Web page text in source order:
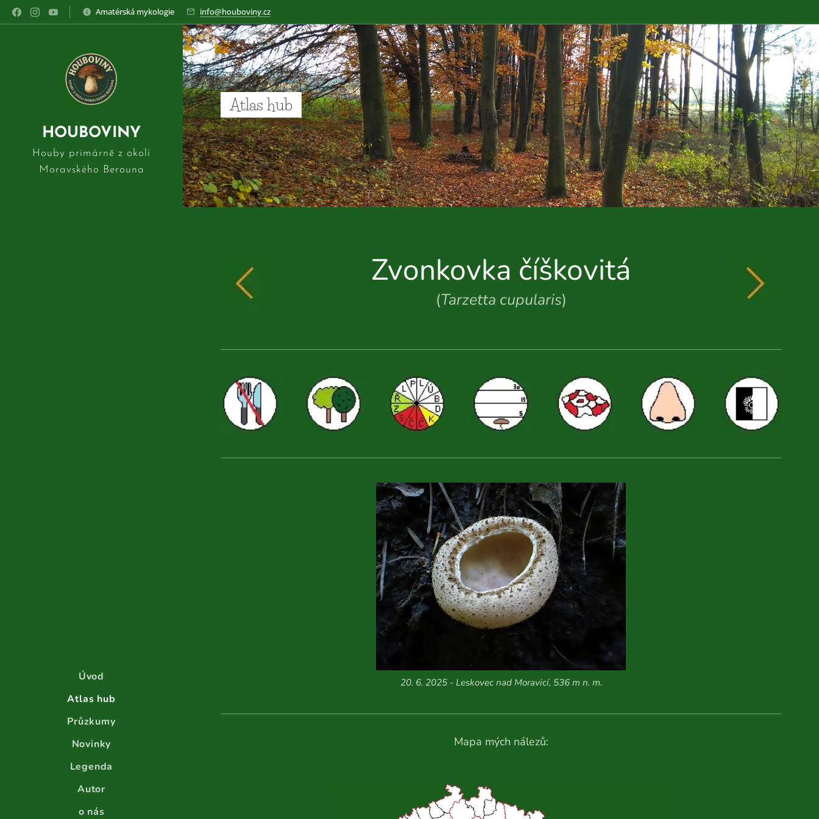
Amatérská mykologie info@houboviny.cz
HOUBOVINY
Houby primárně z okolí
Moravského Berouna
Úvod
Atlas hub
Průzkumy
Novinky
Legenda
Autor
o nás
Atlas hub
Zvonkovka číškovitá
(Tarzetta cupularis)
20. 6. 2025 - Leskovec nad Moravicí, 536 m n. m.
Mapa mých nálezů: